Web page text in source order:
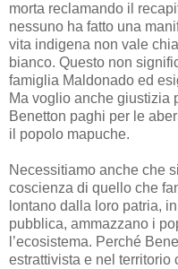
morta reclamando il
nessuno ha fatto una
vita indigena non vale
bianco. Questo non
famiglia Maldonado ed
Ma voglio anche giustizia
Benetton paghi per le
il popolo mapuche.
Necessitiamo anche che
coscienza di quello che
lontano dalla loro patria,
pubblica, ammazzano i
l’ecosistema. Perché
estrattivista e nel